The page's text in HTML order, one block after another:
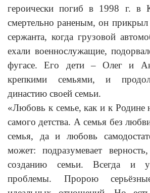
героически погиб в 1998 г. в
смертельно раненым, он
сержанта, когда грузовой
ехали военнослужащие,
фугасе. Его дети – Олег и
крепкими семьями, и
династию своей семьи.
«Любовь к семье, как и к Родине
самого детства. А семья без
семья, да и любовь
может: подразумевает
созданию семьи. Всегда и
проблемы. Пророю